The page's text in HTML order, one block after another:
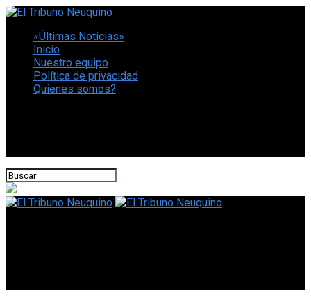
«Últimas Noticias»
Inicio
Nuestro equipo
Política de privacidad
Quienes somos?